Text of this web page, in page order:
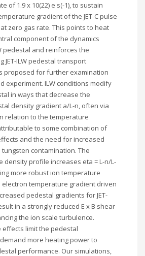
of 1.9 x 10(22) e s(-1), to sustain
gradient of the JET-C pulse
zero gas rate. This points to heat
component of the dynamics
pedestal and reinforces the
JET-ILW pedestal transport
proposed for further examination
experiment. ILW conditions modify
in ways that decrease the
density gradient a/L-n, often via
relation to the temperature
to some combination of
and the need for increased
contamination. The
density profile increases eta = L-n/L-
more robust ion temperature
electron temperature gradient driven
pedestal gradients for JET-
in a strongly reduced E x B shear
the ion scale turbulence.
effects limit the pedestal
more heating power to
performance. Our simulations,